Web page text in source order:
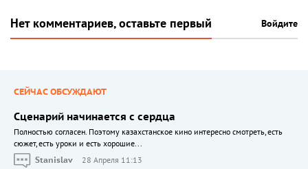
Нет комментариев, оставьте первый Войдите
СЕЙЧАС ОБСУЖДАЮТ
Сценарий начинается с сердца
Полностью согласен. Поэтому казахстанское кино интересно смотреть, есть
сюжет, есть уроки и есть хорошие...
Stanislav
28 Апреля 11:13